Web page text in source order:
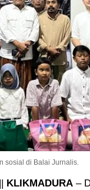
sosial di Balai Jurnalis.
|| KLIKMADURA –